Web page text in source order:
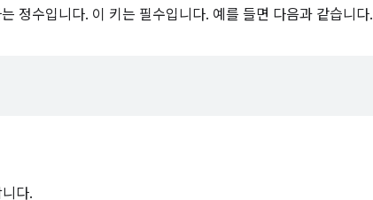
정수입니다. 이 키는 필수입니다. 예를 들면 다음과 같습니다.
다.